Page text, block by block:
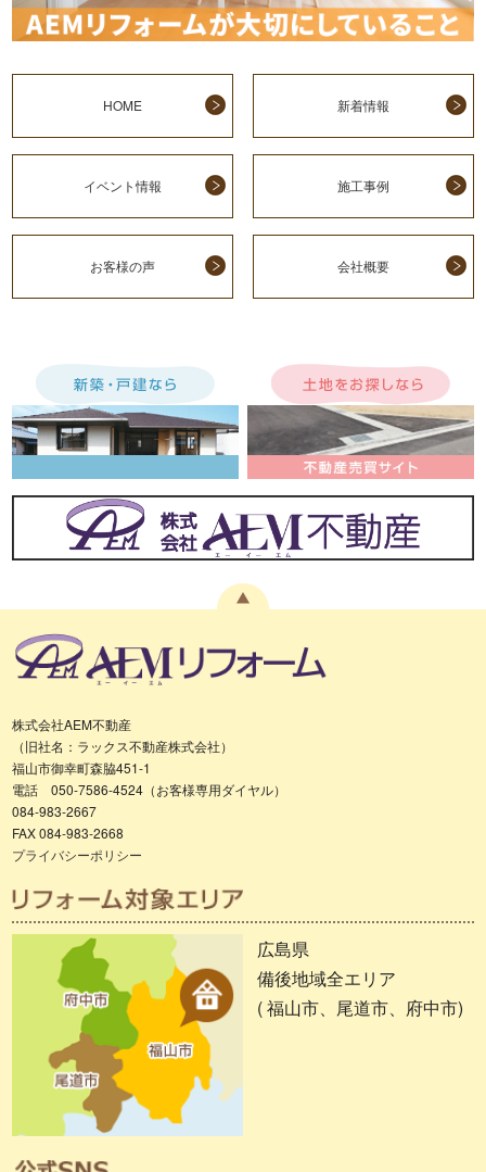
HOME 新着情報
イベント情報 施工事例
お客様の声 会社概要
株式会社AEM不動産
（旧社名：ラックス不動産株式会社）
福山市御幸町森脇451-1
電話 050-7586-4524（お客様専用ダイヤル）
084-983-2667
FAX 084-983-2668
プライバシーポリシー
広島県
備後地域全エリア
( 福山市、尾道市、府中市)